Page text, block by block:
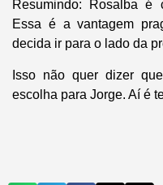
Resumindo: Rosalba é
Essa é a vantagem
decida ir para o lado da
Isso não quer dizer
escolha para Jorge. Aí é